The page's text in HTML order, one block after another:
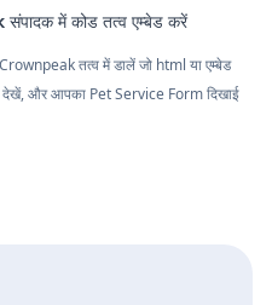
में कोड तत्व एम्बेड करें
तत्व में डालें जो html या एम्बेड
देखें, और आपका Pet Service Form दिखाई